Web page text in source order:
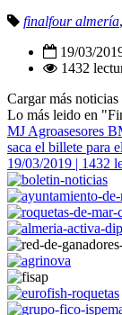
finalfour almería,
19/03/
1432
Cargar más noticias
Lo más leido en
MJ Agroasesores
saca el billete para
19/03/2019 | 1432